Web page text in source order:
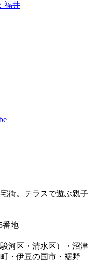
福井
番地
河区・清水区）・沼津
・伊豆の国市・裾野